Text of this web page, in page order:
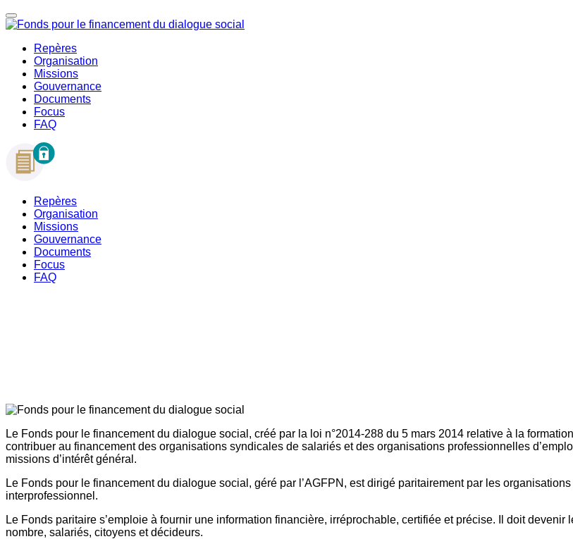
Repères
Organisation
Missions
Gouvernance
Documents
Focus
FAQ
Repères
Organisation
Missions
Gouvernance
Documents
Focus
FAQ
Le Fonds pour le financement du dialogue social, créé par la loi n°2014-288 du 5 mars 2014 relative à la
contribuer au financement des organisations syndicales de salariés et des organisations professionnelles
missions d’intérêt général.
Le Fonds pour le financement du dialogue social, géré par l’AGFPN, est dirigé paritairement par les
interprofessionnel.
Le Fonds paritaire s’emploie à fournir une information financière, irréprochable, certifiée et précise. Il doit
nombre, salariés, citoyens et décideurs.